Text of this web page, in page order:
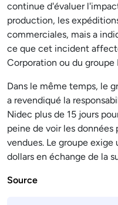
continue d'évaluer
production, les
commerciales, mais a
ce que cet incident
Corporation ou du groupe
Dans le même temps, le
a revendiqué la
Nidec plus de 15 jours
peine de voir les
vendues. Le groupe
dollars en échange de la
Source